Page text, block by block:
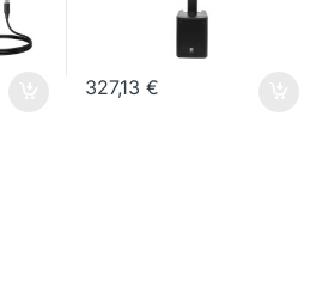
327,13€